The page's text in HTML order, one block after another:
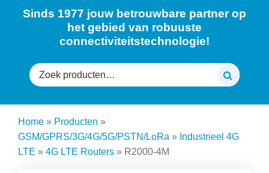
Sinds 1977 jouw betrouwbare partner op
het gebied van robuuste
connectiviteitstechnologie!
Zoeken
naar:
Home » Producten »
GSM/GPRS/3G/4G/5G/PSTN/LoRa » Industrieel 4G
LTE » 4G LTE Routers » R2000-4M